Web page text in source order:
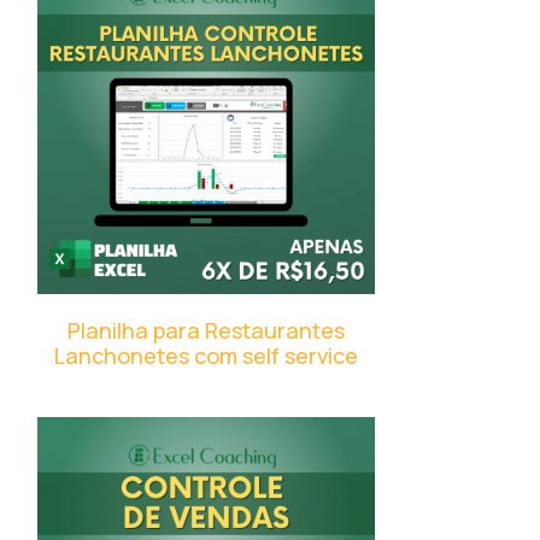
Planilha para Restaurantes
Lanchonetes com self service